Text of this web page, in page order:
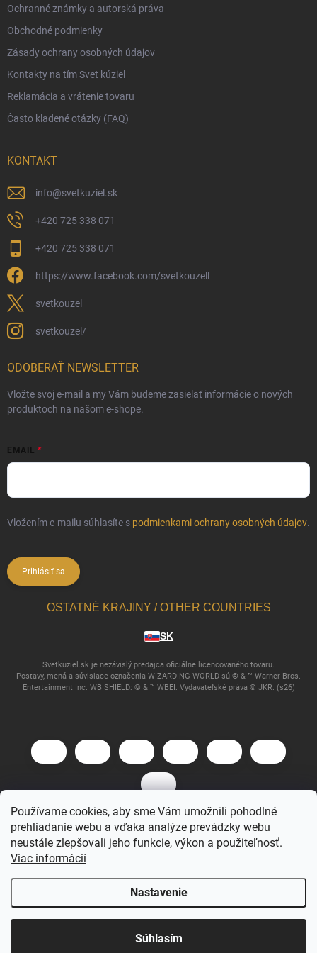
Používame cookies, aby sme Vám umožnili pohodlné
prehliadanie webu a vďaka analýze prevádzky webu
neustále zlepšovali jeho funkcie, výkon a použiteľnosť.
Viac informácií
Nastavenie
Súhlasím
Veľkoobchod
Ekologické balenie objednávok
Obchodné podmienky
Zásady ochrany osobných údajov
Ochranné známky a autorská práva
Obchodné podmienky
Zásady ochrany osobných údajov
Kontakty na tím Svet kúziel
Reklamácia a vrátenie tovaru
Často kladené otázky (FAQ)
KONTAKT
info@svetkuziel.sk
+420 725 338 071
+420 725 338 071
https://www.facebook.com/svetkouzell
svetkouzel
svetkouzel/
ODOBERAŤ NEWSLETTER
Vložte svoj e-mail a my Vám budeme zasielať informácie o nových
produktoch na našom e-shope.
EMAIL
Vložením e-mailu súhlasíte s podmienkami ochrany osobných údajov.
Prihlásiť sa
OSTATNÉ KRAJINY / OTHER COUNTRIES
SK
Svetkuziel.sk je nezávislý predajca oficiálne licencovaného tovaru.
Postavy, mená a súvisiace označenia WIZARDING WORLD sú © & ™ Warner Bros.
Entertainment Inc. WB SHIELD: © & ™ WBEI. Vydavateľské práva © JKR. (s26)
Copyright 2026 Svet Kúziel . Všetky práva vyhradené.